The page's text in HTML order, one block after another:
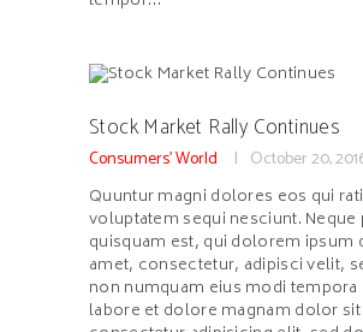
Stock Market Rally Continues
Consumers' World October 20,
Quuntur magni dolores eos qui
voluptatem sequi nesciunt. Neque
quisquam est, qui dolorem ipsum
amet, consectetur, adipisci velit,
non numquam eius modi
labore et dolore magnam dolor